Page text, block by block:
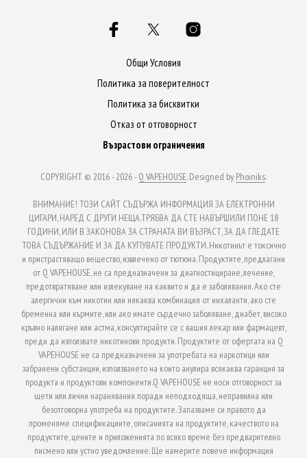
Общи Условия
Политика за поверителност
Политика за бисквитки
Отказ от отговорност
Възрастови ограничения
COPYRIGHT © 2016 - 2026 -Q VAPEHOUSE. Designed by Phoiniks.
ВНИМАНИЕ! ТОЗИ САЙТ СЪДЪРЖА ИНФОРМАЦИЯ ЗА ЕЛЕКТРОННИ
ЦИГАРИ, НАРЕД С ДРУГИ НЕЩА.ТРЯБВА ДА СТЕ НАВЪРШИЛИ ПОНЕ 18
ГОДИНИ, ИЛИ В ЗАКОНОВА ЗА СТРАНАТА ВИ ВЪЗРАСТ, ЗА ДА ГЛЕДАТЕ
ТОВА СЪДЪРЖАНИЕ И ЗА ДА КУПУВАТЕ ПРОДУКТИ. Никотинът е токсично
и пристрастяващо вещество, извлечено от тютюна. Продуктите, предлагани
от Q VAPEHOUSE, не са предназначени за диагностициране, лечение,
предотвратяване или излекуване на каквито и да е заболявания. Ако сте
алергични към никотин или някаква комбинация от инхаланти, ако сте
бременна или кърмите, или ако имате сърдечно заболяване, диабет, високо
кръвно налягане или астма, консултирайте се с вашия лекар или фармацевт,
преди да използвате никотинови продукти. Продуктите от офертата на Q
VAPEHOUSE не са предназначени за употребата на наркотици или
забранени субстанции, използването на които анулира всякаква гаранция за
продукта и продуктови компоненти.Q VAPEHOUSE не носи отговорност за
щети или лични наранявания поради неподходяща, неправилна или
безотговорна употреба на продуктите. Запазваме си правото да
променяме спецификациите, описанията на продуктите, качеството на
продуктите, цените и приложенията по всяко време без предварително
писмено или устно уведомление. Ще намерите повече информация